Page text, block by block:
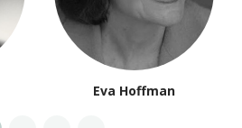
Eva Hoffman